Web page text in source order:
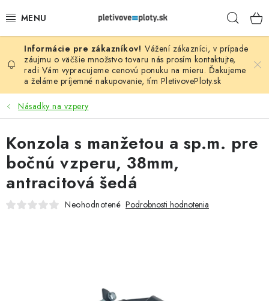
na
PLOTOVÉ PANELY
PLETIVO
STĹPIKY
PODHRABOVÉ DOSKY
BRÁNY A BRÁNKY
GABIÓNY (PLOTY, KOŠE)
Vážení zákazníci, v prípade
záujmu o väčšie množstvo tovaru nás prosím kontaktujte,
radi Vám vypracujeme cenovú ponuku na mieru. Ďakujeme
a želáme príjemné nakupovanie, tím PletivovePloty.sk
Násadky na vzpery
Konzola s manžetou a sp.m. pre
bočnú vzperu, 38mm,
antracitová šedá
Neohodnotené Podrobnosti hodnotenia